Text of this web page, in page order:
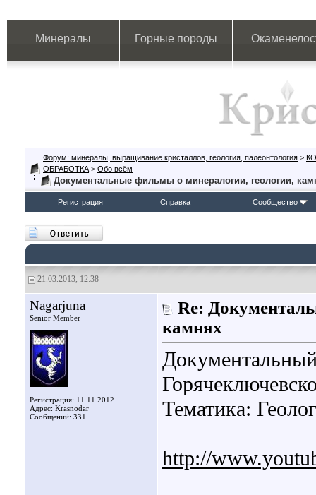
Минералы Горные породы
Форум: минералы, выращивание кристаллов, геология, палеонтология >
ОБРАБОТКА > Обо всём
Документальные фильмы о минералогии, геологии,
Регистрация Справка Сообщество
21.03.2013, 12:38
Nagarjuna
Senior Member
Регистрация: 11.11.2012
Адрес: Krasnodar
Сообщений: 331
Re:
камнях
Тематика:
http://